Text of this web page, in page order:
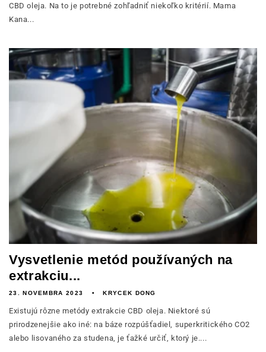
CBD oleja. Na to je potrebné zohľadniť niekoľko kritérií. Mama
Kana...
Vysvetlenie metód používaných na
extrakciu...
23. NOVEMBRA 2023 KRYCEK DONG
Existujú rôzne metódy extrakcie CBD oleja. Niektoré sú
prirodzenejšie ako iné: na báze rozpúšťadiel, superkritického CO2
alebo lisovaného za studena, je ťažké určiť, ktorý je....